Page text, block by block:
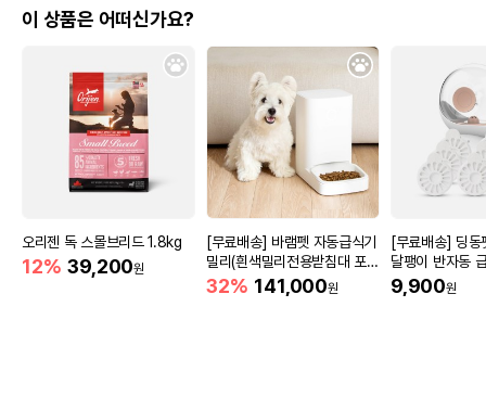
이 상품은 어떠신가요?
오리젠 독 스몰브리드 1.8kg
12% 39,200원
[무료배송] 바램펫 자동급식기
밀리(흰색밀리전용받침대 포
함)
32% 141,000원
[무료배송] 딩동
달팽이 반자동
P
9,900원